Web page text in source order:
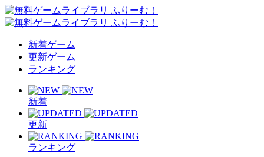
新着ゲーム
更新ゲーム
ランキング
新着
更新
ランキング